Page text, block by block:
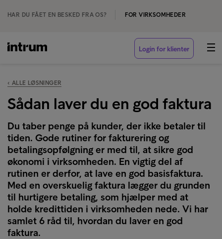
HAR DU FÅET EN BESKED FRA OS? FOR VIRKSOMHEDER
Login for klienter
‹ ALLE LØSNINGER
Sådan laver du en god faktura
Du taber penge på kunder, der ikke betaler til
tiden. Gode rutiner for fakturering og
betalingsopfølgning er med til, at sikre god
økonomi i virksomheden. En vigtig del af
rutinen er derfor, at lave en god basisfaktura.
Med en overskuelig faktura lægger du grunden
til hurtigere betaling, som hjælper med at
holde kredittiden i virksomheden nede. Vi har
samlet 6 råd til, hvordan du laver en god
faktura.